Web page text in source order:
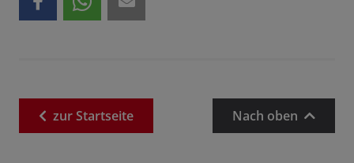
zurStartseite Nach oben